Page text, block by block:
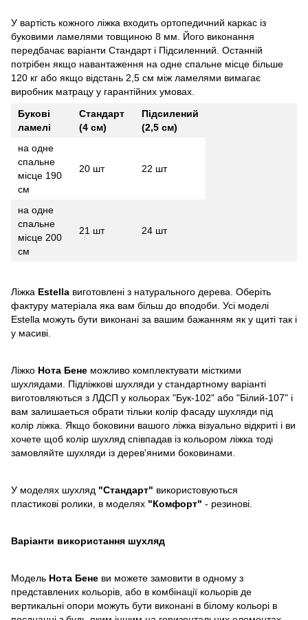
У вартість кожного ліжка входить ортопедичний каркас із
буковими ламелями товщиною 8 мм. Його виконання
передбачає варіанти Стандарт і Підсиленний. Останній
потрібен якщо навантаження на одне спальне місце більше
120 кг або якщо відстань 2,5 см між ламелями вимагає
виробник матрацу у гарантійних умовах.
Букові
ламелі
Стандарт
(4 см)
Підсилений
(2,5 см)
на одне
спальне
місце 190
см
20 шт 22 шт
на одне
спальне
місце 200
см
21 шт 24 шт
Ліжка Estella виготовлені з натурального дерева. Оберіть
фактуру матеріала яка вам більш до вподоби. Усі моделі
Estella можуть бути виконані за вашим бажанням як у щиті так і
у масиві.
Ліжко Нота Бене можливо комплектувати місткими
шухлядами. Підліжкові шухляди у стандартному варіанті
виготовляються з ЛДСП у кольорах "Бук-102" або "Білий-107" і
вам залишаеться обрати тільки колір фасаду шухляди під
колір ліжка. Якщо боковини вашого ліжка візуально відкриті і ви
хочете щоб колір шухляд співпадав із кольором ліжка тоді
замовляйте шухляди із дерев'яними боковинами.
У моделях шухляд "Стандарт" використовуються
пластикові ролики, в моделях "Комфорт" - резинові.
Варіанти використання шухляд
Модель Нота Бене ви можете замовити в одному з
представлених кольорів, або в комбінації кольорів де
вертикальні опори можуть бути виконані в білому кольорі в